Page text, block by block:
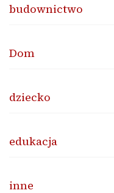
budownictwo
Dom
dziecko
edukacja
inne